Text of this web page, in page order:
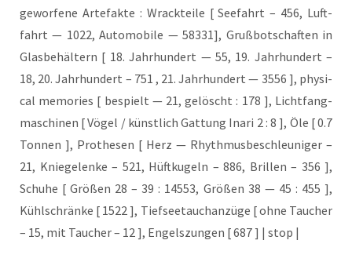
gewor­fe­ne Arte­fak­te : Wrack­tei­le [ See­fahrt – 456, Luft­
fahrt — 1022, Auto­mo­bi­le — 58331], Gruß­bot­schaf­ten in
Glas­be­häl­tern [ 18. Jahr­hun­dert — 55, 19. Jahr­hun­dert –
18, 20. Jahr­hun­dert – 751 , 21. Jahr­hun­dert — 3556 ], phy­si­
cal memo­ries [ bespielt — 21, gelöscht : 178 ], Licht­fang­
ma­schi­nen [ Vögel / künst­lich Gat­tung Ina­ri 2 : 8 ], Öle [ 0.7
Ton­nen ], Pro­the­sen [ Herz — Rhyth­mus­be­schleu­ni­ger –
21, Knie­ge­len­ke – 521, Hüft­ku­geln – 886, Bril­len – 356 ],
Schu­he [ Grö­ßen 28 – 39 : 14553, Grö­ßen 38 — 45 : 455 ],
Kühl­schrän­ke [ 1522 ], Tief­see­tauch­an­zü­ge [ ohne Tau­cher
– 15, mit Tau­cher – 12 ], Engels­zun­gen [ 687 ] | stop |